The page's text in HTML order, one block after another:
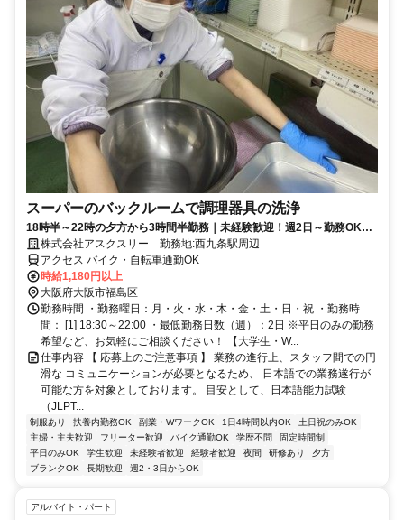
スーパーのバックルームで調理器具の洗浄
18時半～22時の夕方から3時間半勤務｜未経験歓迎！週2日～勤務OK！
終わった後はサッと帰宅！ Wワーク可！
株式会社アスクスリー 勤務地:西九条駅周辺
アクセス バイク・自転車通勤OK
時給1,180円以上
大阪府大阪市福島区
勤務時間 ・勤務曜日：月・火・水・木・金・土・日・祝 ・勤務時
間： [1] 18:30～22:00 ・最低勤務日数（週）：2日 ※平日のみの勤務
希望など、お気軽にご相談ください！ 【大学生・W...
仕事内容 【 応募上のご注意事項 】 業務の進行上、スタッフ間での円
滑な コミュニケーションが必要となるため、 日本語での業務遂行が
可能な方を対象としております。 目安として、日本語能力試験
（JLPT...
制服あり 扶養内勤務OK 副業・WワークOK 1日4時間以内OK
土日祝のみOK
主婦・主夫歓迎
フリーター歓迎 バイク通勤OK 学歴不問
固定時間制
平日のみOK
学生歓迎 未経験者歓迎 経験者歓迎 夜間 研修あり
夕方
ブランクOK
長期歓迎 週2・3日からOK
アルバイト・パート